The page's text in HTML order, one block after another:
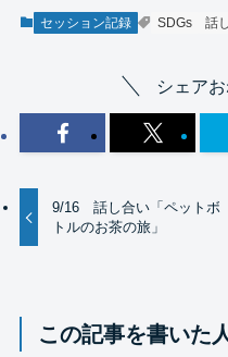
セッション記録 SDGs 話
シェア
9/16 話し合い「ペットボ
トルのお茶の旅」
この記事を書いた